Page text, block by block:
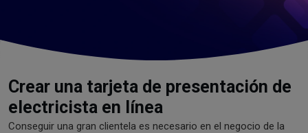
Crear una tarjeta de presentación de
electricista en línea
Conseguir una gran clientela es necesario en el negocio de la